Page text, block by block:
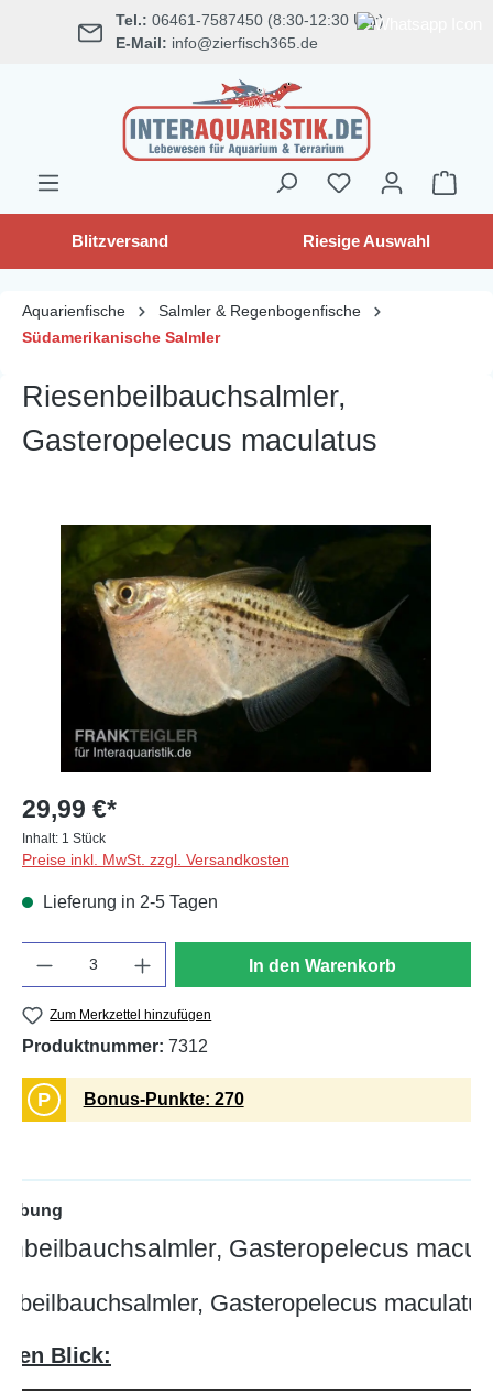
springen Tel.: 06461-7587450 (8:30-12:30 Uhr)
E-Mail: info@zierfisch365.de
Blitzversand Riesige Auswahl
Aquarienfische
Salmler & Regenbogenfische
Südamerikanische Salmler
Riesenbeilbauchsalmler,
Gasteropelecus maculatus
Bildergalerie überspringen
29,99 €*
Inhalt: 1 Stück
Preise inkl. MwSt. zzgl. Versandkosten
Lieferung in 2-5 Tagen
In den Warenkorb
Zum Merkzettel hinzufügen
Produktnummer: 7312
P Bonus-Punkte: 270
Gasteropelecus
Gasteropelecus maculatus
Blick: